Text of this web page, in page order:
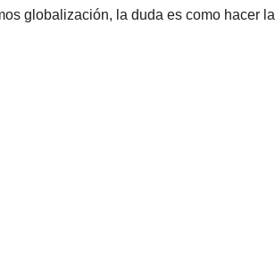
globalización, la duda es como hacer la